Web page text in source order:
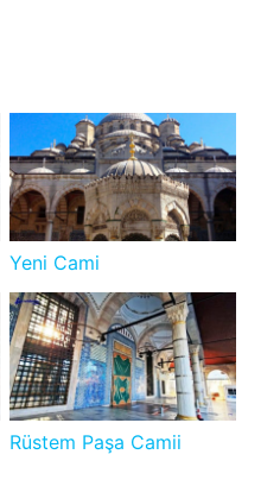
Yeni Cami
Rüstem Paşa Camii